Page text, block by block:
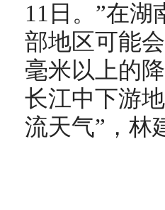
11日。”在
部地区可能
毫米以上的
长江中下游
流天气”，林